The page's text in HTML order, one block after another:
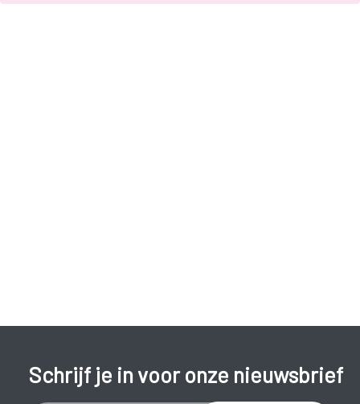
andere plaatsen op het lichaam voorkomen. Wanneer de
Schrijf je in voor onze nieuwsbrief